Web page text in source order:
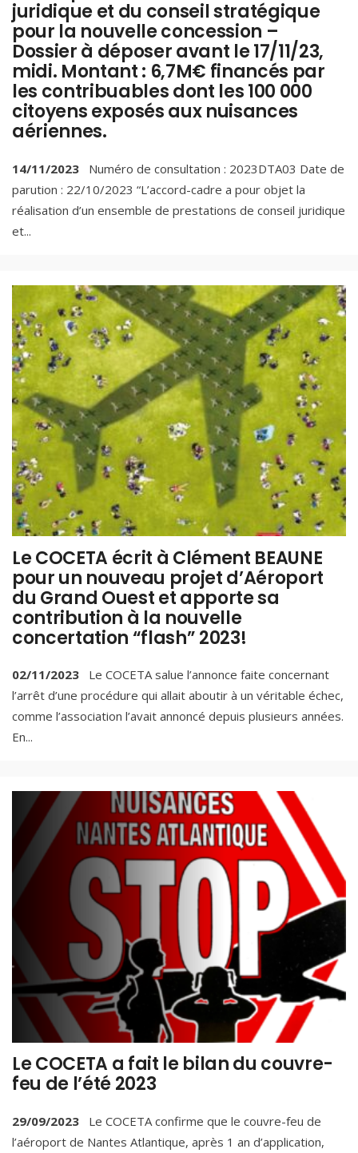
juridique et du conseil stratégique
pour la nouvelle concession –
Dossier à déposer avant le 17/11/23,
midi. Montant : 6,7M€ financés par
les contribuables dont les 100 000
citoyens exposés aux nuisances
aériennes.
14/11/2023
Numéro de consultation : 2023DTA03 Date de
parution : 22/10/2023 “L’accord-cadre a pour objet la
réalisation d’un ensemble de prestations de conseil juridique
et...
Le COCETA écrit à Clément BEAUNE
pour un nouveau projet d’Aéroport
du Grand Ouest et apporte sa
contribution à la nouvelle
concertation “flash” 2023!
02/11/2023
Le COCETA salue l’annonce faite concernant
l’arrêt d’une procédure qui allait aboutir à un véritable échec,
comme l’association l’avait annoncé depuis plusieurs années.
En...
Le COCETA a fait le bilan du couvre-
feu de l’été 2023
29/09/2023
Le COCETA confirme que le couvre-feu de
l’aéroport de Nantes Atlantique, après 1 an d’application,